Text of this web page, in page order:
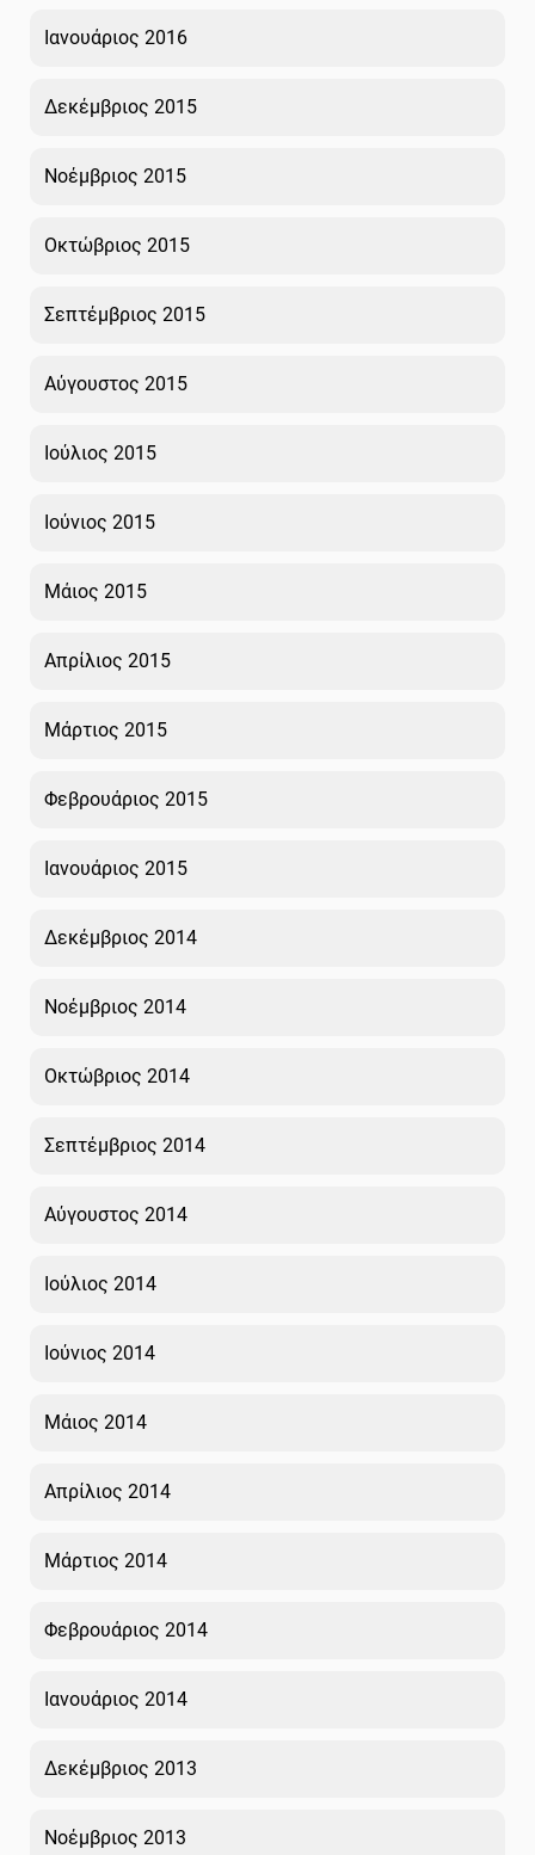
Ιανουάριος 2016
Δεκέμβριος 2015
Νοέμβριος 2015
Οκτώβριος 2015
Σεπτέμβριος 2015
Αύγουστος 2015
Ιούλιος 2015
Ιούνιος 2015
Μάιος 2015
Απρίλιος 2015
Μάρτιος 2015
Φεβρουάριος 2015
Ιανουάριος 2015
Δεκέμβριος 2014
Νοέμβριος 2014
Οκτώβριος 2014
Σεπτέμβριος 2014
Αύγουστος 2014
Ιούλιος 2014
Ιούνιος 2014
Μάιος 2014
Απρίλιος 2014
Μάρτιος 2014
Φεβρουάριος 2014
Ιανουάριος 2014
Δεκέμβριος 2013
Νοέμβριος 2013